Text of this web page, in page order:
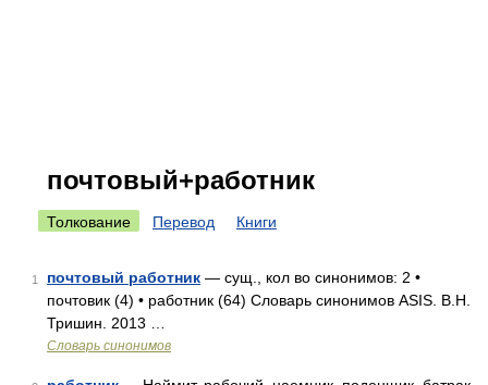
почтовый+работник
Толкование Перевод Книги
1 почтовый работник — сущ., кол во синонимов: 2 •
почтовик (4) • работник (64) Словарь синонимов ASIS. В.Н.
Тришин. 2013 …
Словарь синонимов